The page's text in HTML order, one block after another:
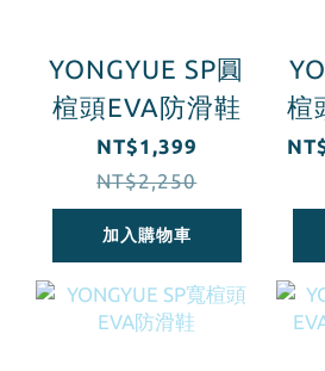
YONGYUE SP圓
楦頭EVA防滑鞋
NT$1,399
NT$2,250
加入購物車
楦